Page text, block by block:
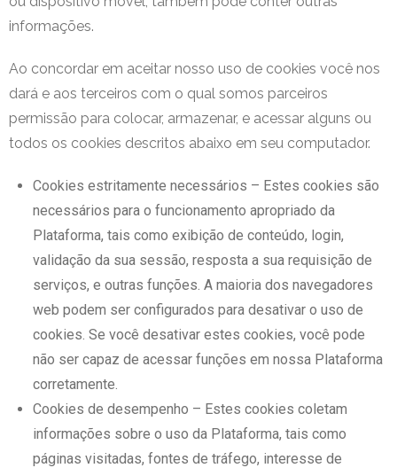
informações.
Ao concordar em aceitar nosso uso de cookies você nos
dará e aos terceiros com o qual somos parceiros
permissão para colocar, armazenar, e acessar alguns ou
todos os cookies descritos abaixo em seu computador.
Cookies estritamente necessários – Estes cookies são
necessários para o funcionamento apropriado da
Plataforma, tais como exibição de conteúdo, login,
validação da sua sessão, resposta a sua requisição de
serviços, e outras funções. A maioria dos navegadores
web podem ser configurados para desativar o uso de
cookies. Se você desativar estes cookies, você pode
não ser capaz de acessar funções em nossa Plataforma
corretamente.
Cookies de desempenho – Estes cookies coletam
informações sobre o uso da Plataforma, tais como
páginas visitadas, fontes de tráfego, interesse de